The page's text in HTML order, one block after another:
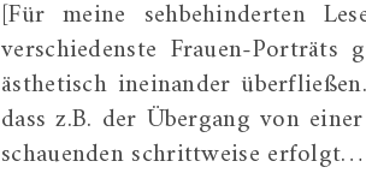
[Für meine sehbehinderten
verschiedenste Frauen-
ästhetisch ineinander
dass z.B. der Übergang von
schauenden schrittweise erfolgt…